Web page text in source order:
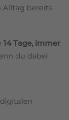
Alltag bereits
14 Tage, immer
du dabei